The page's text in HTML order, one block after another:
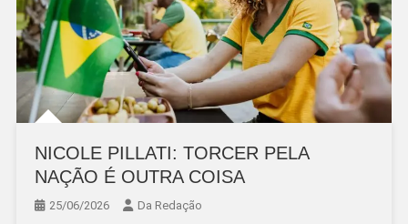
NICOLE PILLATI: TORCER PELA
NAÇÃO É OUTRA COISA
25/06/2026 Da Redação